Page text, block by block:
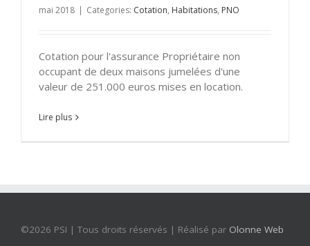
mai 2018 | Categories: Cotation, Habitations, PNO
Cotation pour l'assurance Propriétaire non
occupant de deux maisons jumelées d'une
valeur de 251.000 euros mises en location.
Lire plus
©2026 PSI | Tous droits réservés | Réalisé par Olonne Web